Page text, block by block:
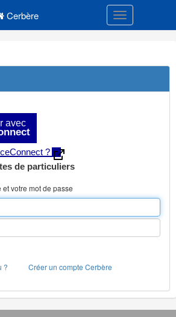
Cerbère Toggle
avec
?
de particuliers
votre mot de passe
?
Créer un compte Cerbère